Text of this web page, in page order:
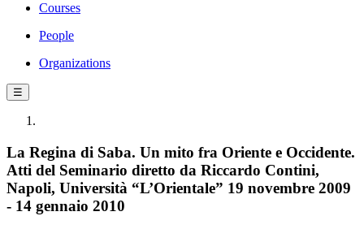
Courses
People
Organizations
☰
La Regina di Saba. Un mito fra Oriente e Occidente.
Atti del Seminario diretto da Riccardo Contini,
Napoli, Università “L’Orientale” 19 novembre 2009
- 14 gennaio 2010